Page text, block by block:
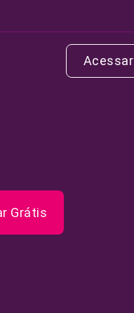
Acessar
Grátis